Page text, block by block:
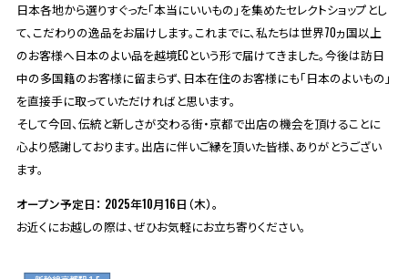
日本各地から選りすぐった「本当にいいもの」を集めたセレクトショップとし
て、こだわりの逸品をお届けします。これまでに、私たちは世界70ヵ国以上
のお客様へ日本のよい品を越境ECという形で届けてきました。今後は訪日
中の多国籍のお客様に留まらず、日本在住のお客様にも「日本のよいもの」
を直接手に取っていただければと思います。
そして今回、伝統と新しさが交わる街・京都で出店の機会を頂けることに
心より感謝しております。出店に伴いご縁を頂いた皆様、ありがとうござい
ます。
オープン予定日： 2025年10月16日（木）。
お近くにお越しの際は、ぜひお気軽にお立ち寄りください。